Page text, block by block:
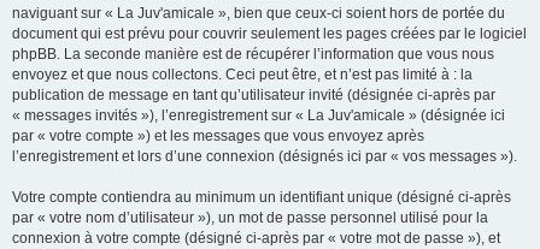
naviguant sur « La Juv'amicale », bien que ceux-ci soient hors de portée du
document qui est prévu pour couvrir seulement les pages créées par le logiciel
phpBB. La seconde manière est de récupérer l’information que vous nous
envoyez et que nous collectons. Ceci peut être, et n’est pas limité à : la
publication de message en tant qu’utilisateur invité (désignée ci-après par
« messages invités »), l’enregistrement sur « La Juv'amicale » (désignée ici
par « votre compte ») et les messages que vous envoyez après
l’enregistrement et lors d’une connexion (désignés ici par « vos messages »).
Votre compte contiendra au minimum un identifiant unique (désigné ci-après
par « votre nom d’utilisateur »), un mot de passe personnel utilisé pour la
connexion à votre compte (désigné ci-après par « votre mot de passe »), et